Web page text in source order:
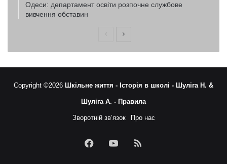
Одеси: департамент освіти розпочне службове
вивчення обставин
ПопередняНаступна
Copyright ©2026 Шкільне життя - Історія в школі - Шуліга Н. &
Шуліга А. - Правила
Зворотній зв’язок Про нас
FacebookYouTubeRSS